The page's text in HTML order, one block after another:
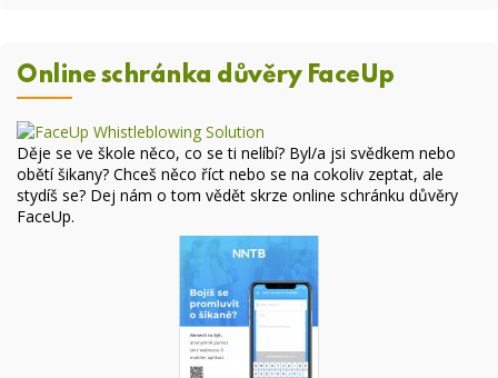
Online schránka důvěry FaceUp
Děje se ve škole něco, co se ti nelíbí? Byl/a jsi svědkem nebo
obětí šikany? Chceš něco říct nebo se na cokoliv zeptat, ale
stydíš se? Dej nám o tom vědět skrze online schránku důvěry
FaceUp.